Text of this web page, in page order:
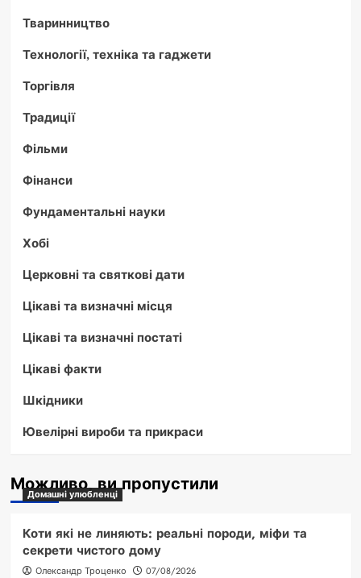
Тваринництво
Технології, техніка та гаджети
Торгівля
Традиції
Фільми
Фінанси
Фундаментальні науки
Хобі
Церковні та святкові дати
Цікаві та визначні місця
Цікаві та визначні постаті
Цікаві факти
Шкідники
Ювелірні вироби та прикраси
Можливо, ви пропустили
Домашні улюбленці
Коти які не линяють: реальні породи, міфи та
секрети чистого дому
Олександр Троценко
07/08/2026